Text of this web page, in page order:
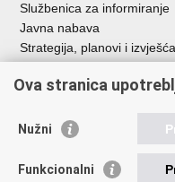
Službenica za informiranje
Javna nabava
Strategija, planovi i izvješća
Korisne poveznice
Vlada RH
Ova stranica
Nužni
Funkcionalni